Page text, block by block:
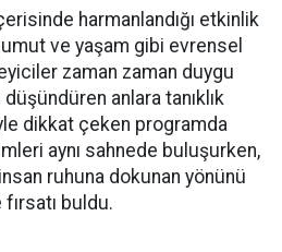
harmanlandığı etkinlik
ve yaşam gibi evrensel
zaman zaman duygu
anlara tanıklık
dikkat çeken programda
aynı sahnede buluşurken,
insan ruhuna dokunan yönünü
buldu.